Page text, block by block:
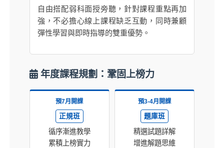
自由搭配弱科面授旁聽，針對課程重點再加
強，不必擔心線上課程缺乏互動，同時兼顧
彈性學習與即時指導的雙重優勢。
年度課程規劃：鞏固上榜力
預7月開課
正規班
循序漸進教學
累積上榜實力
預3-4月開課
題庫班
精選試題詳解
增進解題思維